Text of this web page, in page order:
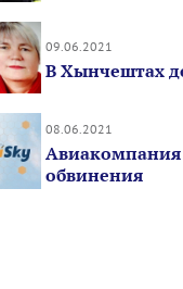
09.06.2021
В Хынчештах
08.06.2021
Авиакомпания
обвинения